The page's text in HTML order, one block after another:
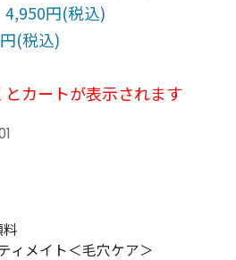
円(税込)
(税込)
カートが表示されます
ィメイト＜毛穴ケア＞